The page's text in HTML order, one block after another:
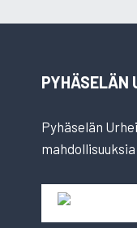
PYHÄSELÄN
Pyhäselän